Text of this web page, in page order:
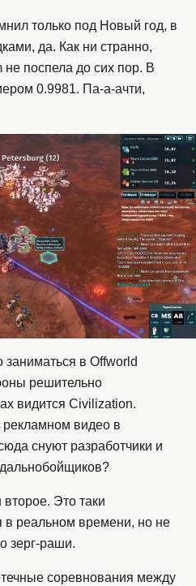
только под Новый год, в
да. Как ни странно,
не поспела до сих пор. В
0.9981. Па-а-ачти,
в Offworld
решительно
видится Civilization.
рекламном видео в
снуют разработчики и
Это таки
в реальном времени, но не
зерг-раши.
соревнования между